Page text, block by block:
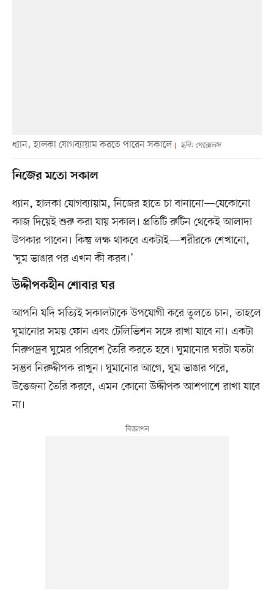
ধ্যান, হালকা যোগব্যায়াম করতে পারেন সকালে ছবি: পেক্সেলস
নিজের মতো সকাল
ধ্যান, হালকা যোগব্যায়াম, নিজের হাতে চা বানানো—যেকোনো
কাজ দিয়েই শুরু করা যায় সকাল। প্রতিটি রুটিন থেকেই আলাদা
উপকার পাবেন। কিন্তু লক্ষ থাকবে একটাই—শরীরকে শেখানো,
‘ঘুম ভাঙার পর এখন কী করব।’
উদ্দীপকহীন শোবার ঘর
আপনি যদি সত্যিই সকালটাকে উপযোগী করে তুলতে চান, তাহলে
ঘুমানোর সময় ফোন এবং টেলিভিশন সঙ্গে রাখা যাবে না। একটা
নিরুপদ্রব ঘুমের পরিবেশ তৈরি করতে হবে। ঘুমানোর ঘরটা যতটা
সম্ভব নিরুদ্দীপক রাখুন। ঘুমানোর আগে, ঘুম ভাঙার পরে,
উত্তেজনা তৈরি করবে, এমন কোনো উদ্দীপক আশপাশে রাখা যাবে
না।